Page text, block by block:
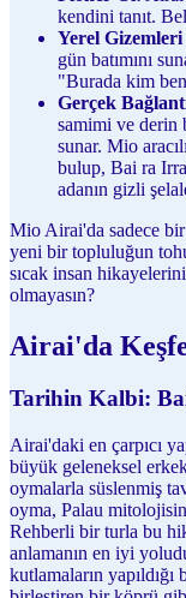
kendini tanıt.
Yerel Gizemleri
gün batımını
"Burada kim
Gerçek
samimi ve derin
sunar. Mio
bulup, Bai ra
adanın gizli
Mio Airai'da sadece
yeni bir topluluğun
sıcak insan
olmayasın?
Airai'da
Tarihin Kalbi:
Airai'daki en çarpıcı
büyük geleneksel
oymalarla süslenmiş
oyma, Palau
Rehberli bir turla bu
anlamanın en iyi
kutlamaların